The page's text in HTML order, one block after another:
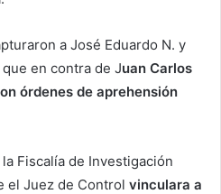
a José Eduardo N. y
en contra de Juan Carlos
órdenes de aprehensión
Fiscalía de Investigación
el Juez de Control vinculara a